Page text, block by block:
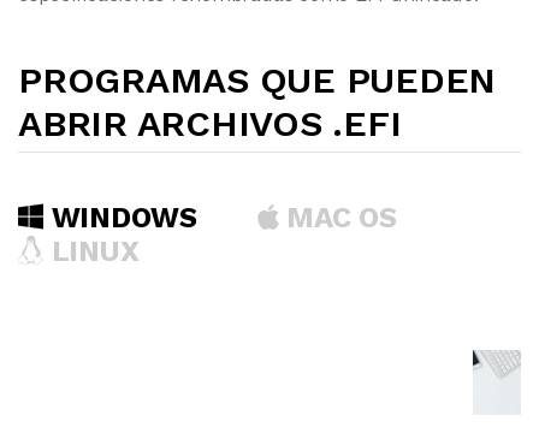
PROGRAMAS QUE PUEDEN
ABRIR ARCHIVOS .EFI
WINDOWS
MAC OS
LINUX